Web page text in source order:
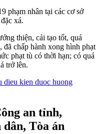
phạm nhân tại các cơ sở
xá.
thiện, cải tạo tốt, quá
đã chấp hành xong hình phạt
phạt tù có thời hạn; có quá
trở lên.
an tỉnh,
Tòa án